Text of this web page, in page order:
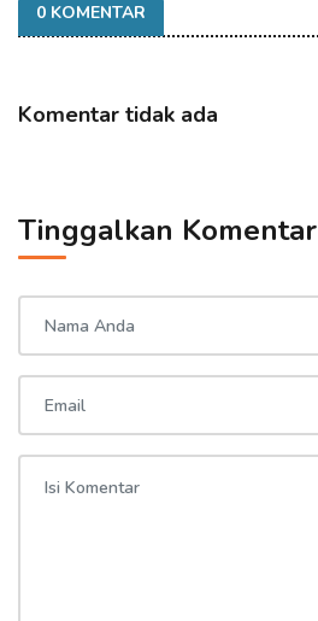
0 KOMENTAR
Komentar tidak ada
Tinggalkan Komentar